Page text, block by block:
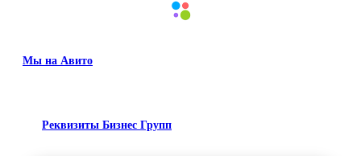
Мы на Авито
Реквизиты Бизнес Групп